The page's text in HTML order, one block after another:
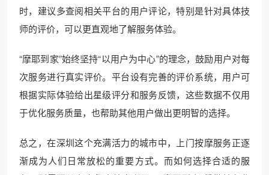
时，建议多查阅相关平台的用户评论，特别是针对具体技
师的评价，可以更直观地了解服务体验。
“摩耶到家”始终坚持“以用户为中心”的理念，鼓励用户对每
次服务进行真实评价。平台设有完善的评价系统，用户可
根据实际体验给出星级评分和服务反馈，这些数据不仅用
于优化服务质量，也帮助其他用户做出更明智的选择。
总之，在深圳这个充满活力的城市中，上门按摩服务正逐
渐成为人们日常放松的重要方式。而如何选择合适的服